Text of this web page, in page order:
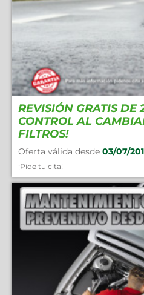
REVISIÓN GRATIS DE
CONTROL AL
FILTROS!
Oferta válida desde 03/07/
¡Pide tu cita!